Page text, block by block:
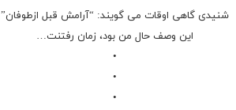
شنیدی گاهی اوقات می گویند: “آرامش قبل ازطوفان”
این وصف حال من بود، زمان رفتنت…
•
•
•